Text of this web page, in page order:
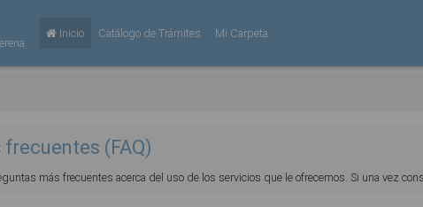
Inicio Catálogo de Trámites Mi Carpeta
(FAQ)
más frecuentes acerca del uso de los servicios que le ofrecemos. Si una vez